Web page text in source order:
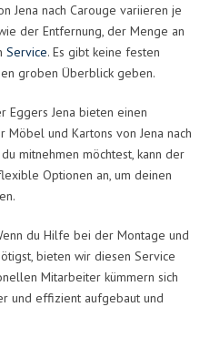
Jena nach Carouge variieren je
der Entfernung, der Menge an
Service. Es gibt keine festen
groben Überblick geben.
Eggers Jena bieten einen
und Kartons von Jena nach
mitnehmen möchtest, kann der
Optionen an, um deinen
du Hilfe bei der Montage und
bieten wir diesen Service
Mitarbeiter kümmern sich
und effizient aufgebaut und